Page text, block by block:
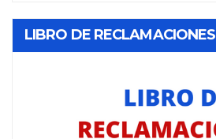
LIBRO DE RECLAMACIONES